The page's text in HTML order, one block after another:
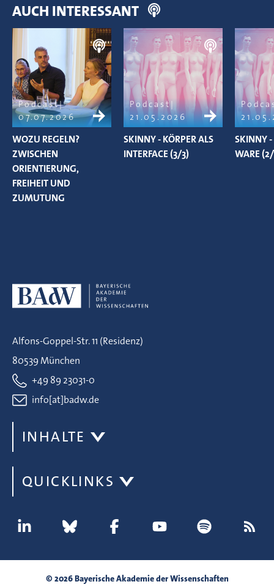
AUCH INTERESSANT
Podcast
07.07.2026
WOZU REGELN?
ZWISCHEN
ORIENTIERUNG,
FREIHEIT UND
ZUMUTUNG
Podcast
21.05.2026
SKINNY - KÖRPER ALS
INTERFACE (3/3)
SKINNY -
WARE
Alfons-Goppel-Str. 11 (Residenz)
80539 München
+49 89 23031-0
info[at]badw.de
INHALTE
QUICKLINKS
© 2026 Bayerische Akademie der Wissenschaften